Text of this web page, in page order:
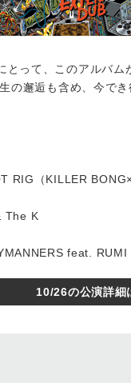
とって、このアルバ
の邂逅も含め、今で
（KILLER BONG×
The K
feat. RUMI
10/26の公演詳細